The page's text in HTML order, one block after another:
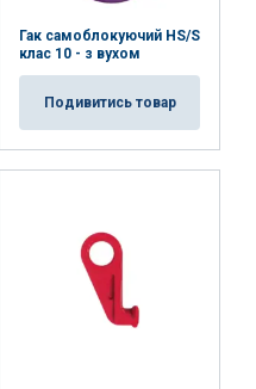
Гак самоблокуючий HS/S
клас 10 - з вухом
Подивитись товар
POLISH
cookie
celu personalizacji
o tym, jak
naszym partnerom
którzy mogą łączyć
im przekazałeś
korzystania przez